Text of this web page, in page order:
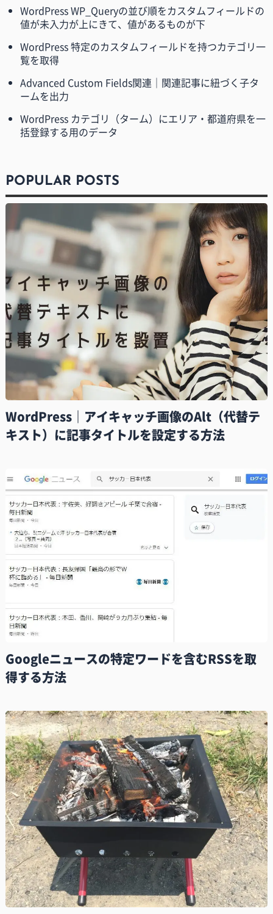
WordPress WP_Queryの並び順をカスタムフィールドの
値が未入力が上にきて、値があるものが下
WordPress 特定のカスタムフィールドを持つカテゴリ一
覧を取得
Advanced Custom Fields関連｜関連記事に紐づく子タ
ームを出力
WordPress カテゴリ（ターム）にエリア・都道府県を一
括登録する用のデータ
POPULAR POSTS
WordPress｜アイキャッチ画像のAlt（代替テ
キスト）に記事タイトルを設定する方法
Googleニュースの特定ワードを含むRSSを取
得する方法